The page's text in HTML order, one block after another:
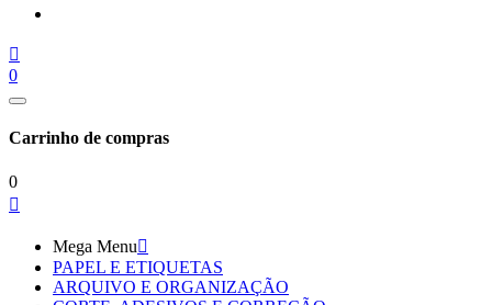

0
Carrinho de compras
0

Mega Menu
PAPEL E ETIQUETAS
ARQUIVO E ORGANIZAÇÃO